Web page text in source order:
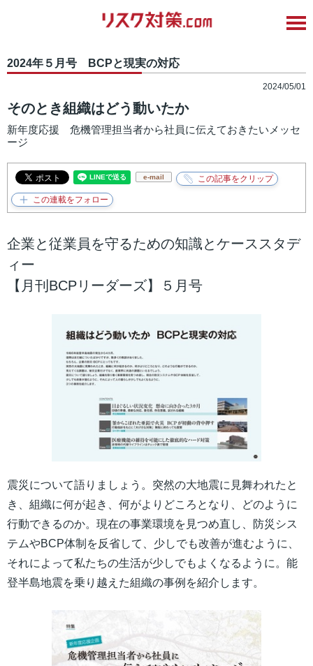
2024年５月号 BCPと現実の対応
2024/05/01
そのとき組織はどう動いたか
新年度応援 危機管理担当者から社員に伝えておきたいメッセ
ージ
e-mail
企業と従業員を守るための知識とケーススタデ
ィー
【月刊BCPリーダーズ】５月号
震災について語りましょう。突然の大地震に見舞われたと
き、組織に何が起き、何がよりどころとなり、どのように
行動できるのか。現在の事業環境を見つめ直し、防災シス
テムやBCP体制を反省して、少しでも改善が進むように、
それによって私たちの生活が少しでもよくなるように。能
登半島地震を乗り越えた組織の事例を紹介します。